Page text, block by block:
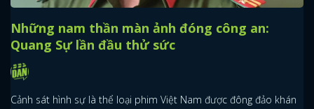
Những nam thần màn ảnh đóng công an:
Quang Sự lần đầu thử sức
Cảnh sát hình sự là thể loại phim Việt Nam được đông đảo khán